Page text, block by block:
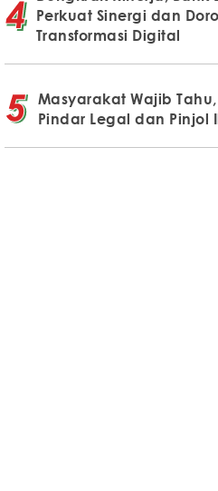
Perkuat Sinergi dan
Transformasi Digital
Masyarakat Wajib
Pindar Legal dan Pinjol